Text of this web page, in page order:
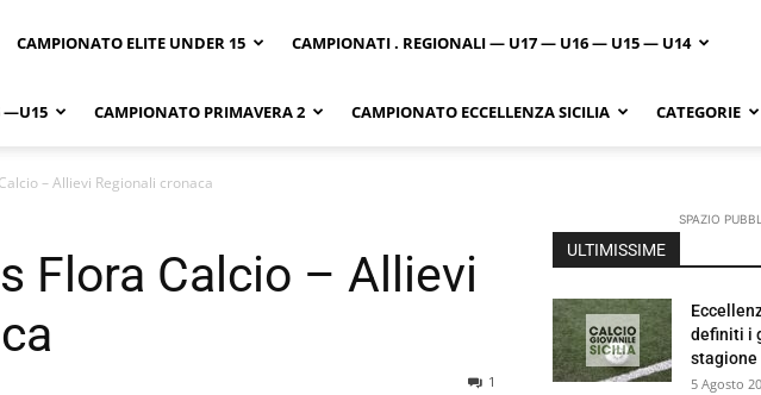
CAMPIONATO ELITE UNDER 15 CAMPIONATI . REGIONALI — U17 — U16 — U15 — U14
—U15 CAMPIONATO PRIMAVERA 2 CAMPIONATO ECCELLENZA SICILIA CATEGORIE
– Allievi Regionali cronaca
Flora Calcio – Allievi
1
SPAZIO
ULTIMISSIME
definiti i
stagione
5 Agosto